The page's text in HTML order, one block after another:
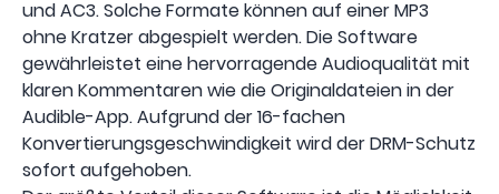
und AC3. Solche Formate können auf einer MP3
ohne Kratzer abgespielt werden. Die Software
gewährleistet eine hervorragende Audioqualität mit
klaren Kommentaren wie die Originaldateien in der
Audible-App. Aufgrund der 16-fachen
Konvertierungsgeschwindigkeit wird der DRM-Schutz
sofort aufgehoben.